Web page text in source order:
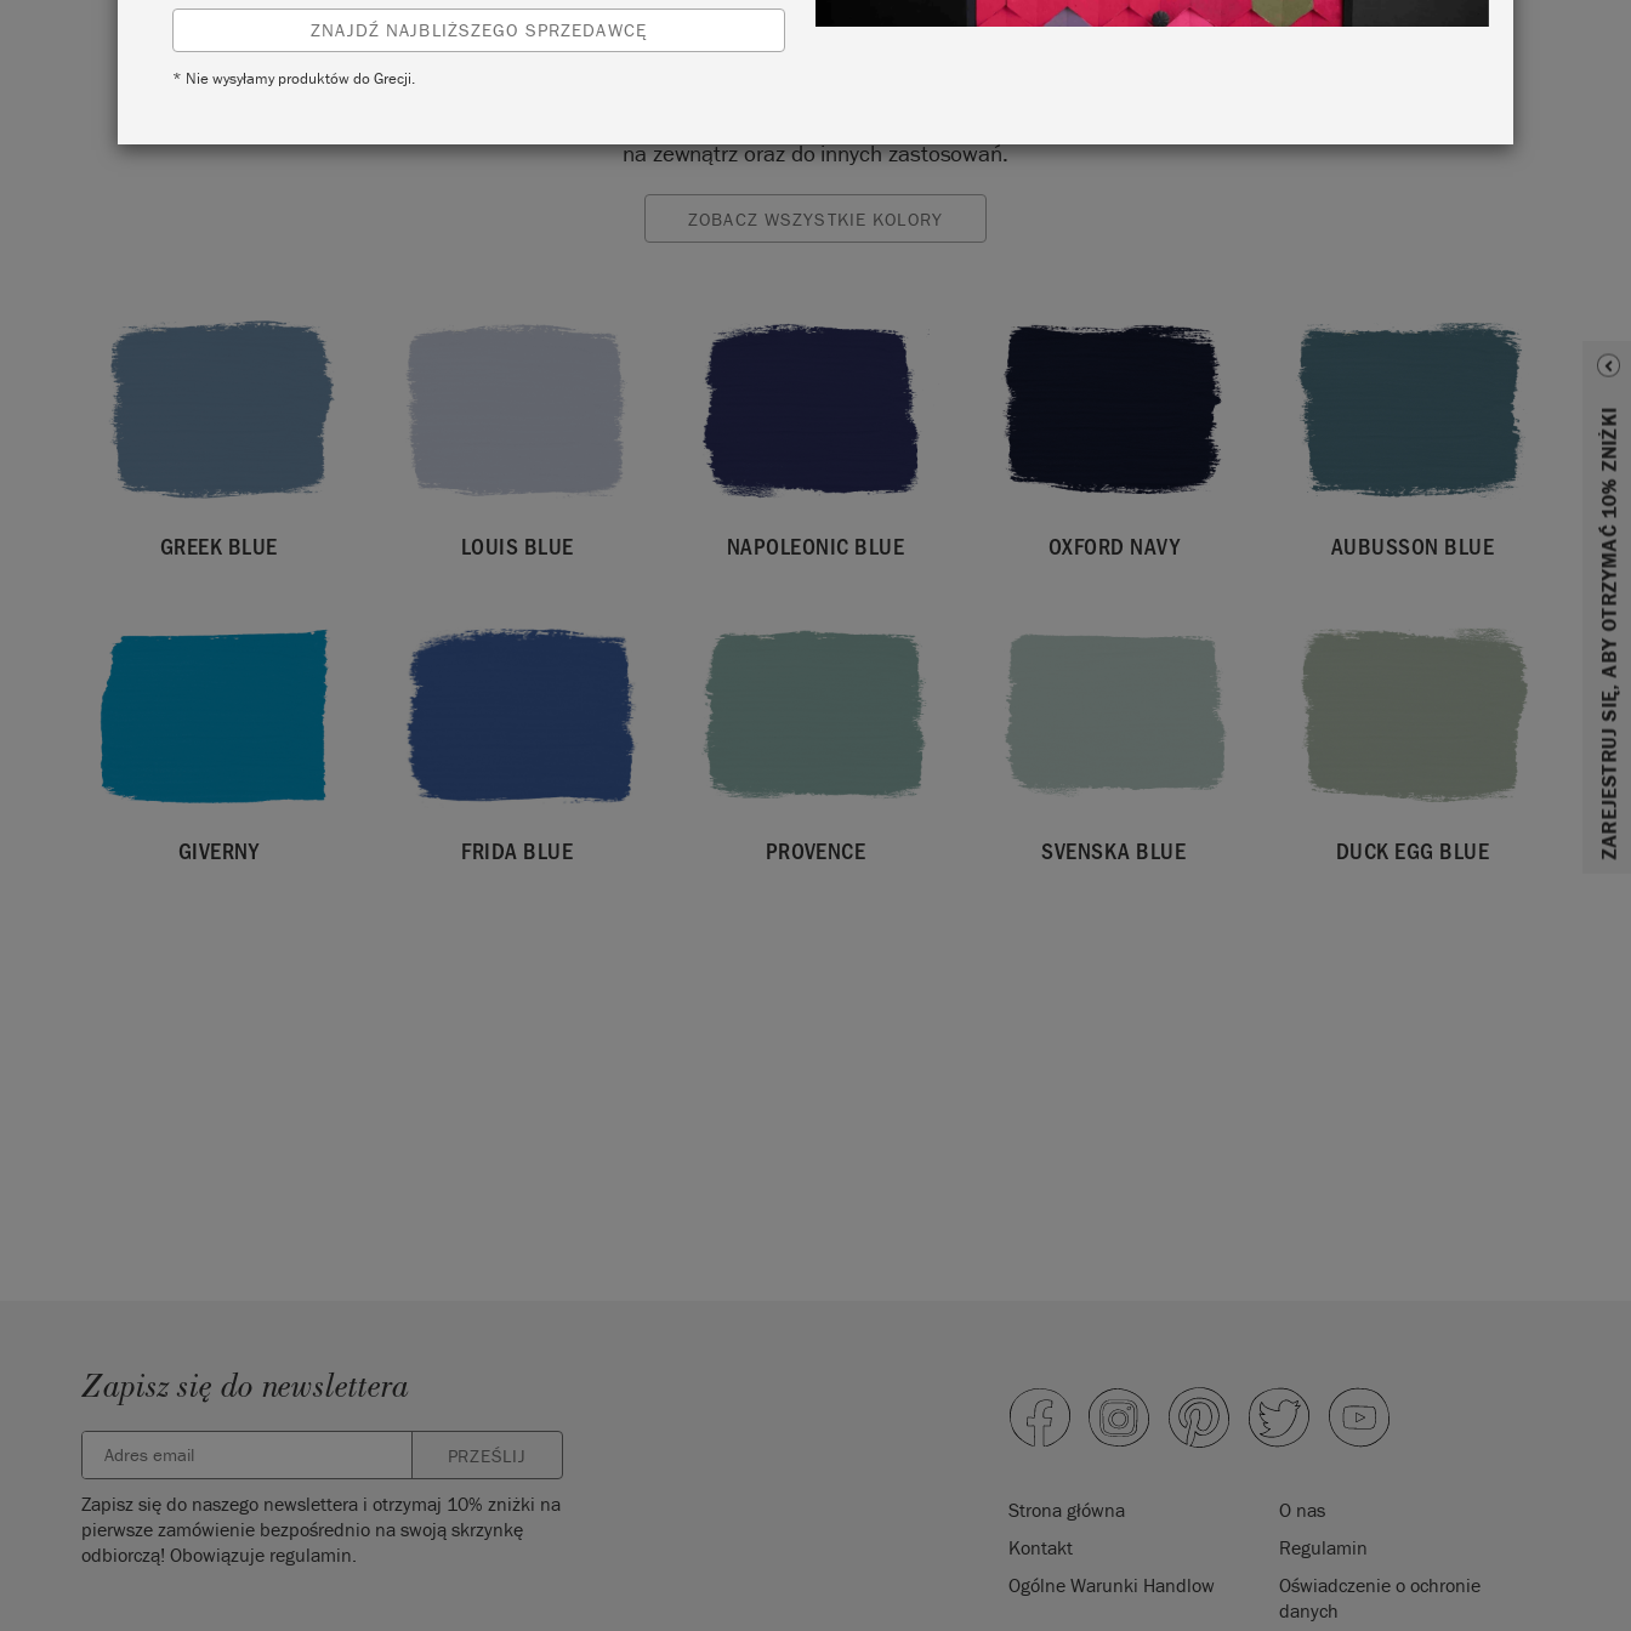
ZAREJESTRUJ SIĘ, ABY OTRZYMAĆ 10% ZNIŻKI
malarskiego? Annie Sloan opracowała własną gamę kolorów niebieskich –
od najbardziej subtelnego, pudrowego błękitu, przez zielonkawy turkus, po
na zewnątrz oraz do innych zastosowań.
ZOBACZ WSZYSTKIE KOLORY
GREEK BLUE LOUIS BLUE NAPOLEONIC BLUE OXFORD NAVY AUBUSSON BLUE
GIVERNY FRIDA BLUE PROVENCE SVENSKA BLUE DUCK EGG BLUE
Zapisz się do newslettera
PRZEŚLIJ
Zapisz się do naszego newslettera i otrzymaj 10% zniżki na
pierwsze zamówienie bezpośrednio na swoją skrzynkę
odbiorczą! Obowiązuje regulamin.
Strona główna
O nas
Kontakt
Regulamin
Ogólne Warunki Handlow
Oświadczenie o ochronie
danych
ZNAJDŹ NAJBLIŻSZEGO SPRZEDAWCĘ
* Nie wysyłamy produktów do Grecji.